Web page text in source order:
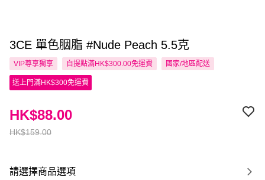
3CE 單色胭脂 #Nude Peach 5.5克
VIP尊享獨享 自提點滿HK$300.00免運費 國家/地區配送
送上門滿HK$300免運費
HK$159.00
HK$88.00
請選擇商品選項